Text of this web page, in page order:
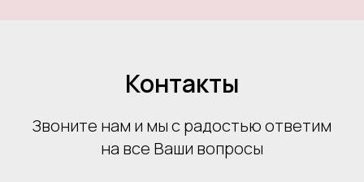
Контакты
Звоните нам и мы с радостью ответим
на все Ваши вопросы